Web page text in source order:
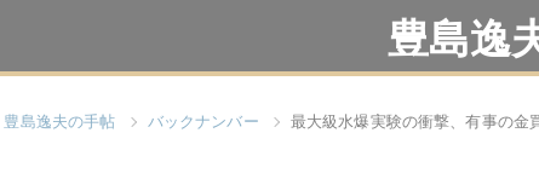
豊島逸
豊島逸夫の手帖 バックナンバー 最大級水爆実験の衝撃、有事の金